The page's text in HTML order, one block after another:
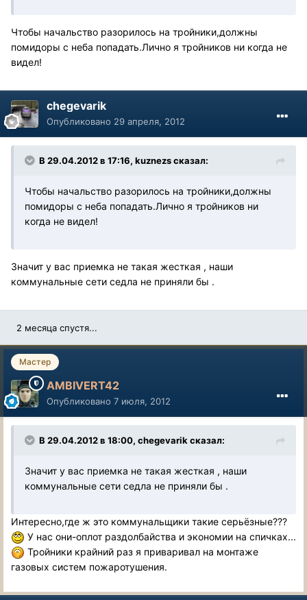
Чтобы начальство разорилось на тройники,должны
помидоры с неба попадать.Лично я тройников ни когда не
видел!
chegevarik
Опубликовано 29 апреля, 2012
В 29.04.2012 в 17:16, kuznezs сказал:
Чтобы начальство разорилось на тройники,должны
помидоры с неба попадать.Лично я тройников ни
когда не видел!
Значит у вас приемка не такая жесткая , наши
коммунальные сети седла не приняли бы .
2 месяца спустя...
Мастер
AMBIVERT42
Опубликовано 7 июля, 2012
В 29.04.2012 в 18:00, chegevarik сказал:
Значит у вас приемка не такая жесткая , наши
коммунальные сети седла не приняли бы .
Интересно,где ж это коммунальщики такие серьёзные???
У нас они-оплот раздолбайства и экономии на спичках...
Тройники крайний раз я приваривал на монтаже
газовых систем пожаротушения.